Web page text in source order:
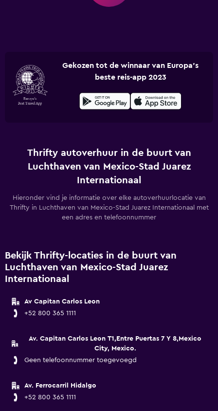
Gekozen tot de winnaar van Europa's
beste reis-app 2023
Thrifty autoverhuur in de buurt van
Luchthaven van Mexico-Stad Juarez
Internationaal
Hieronder vind je informatie over elke autoverhuurlocatie van
Thrifty in Luchthaven van Mexico-Stad Juarez Internationaal met
een adres en telefoonnummer
Bekijk Thrifty-locaties in de buurt van
Luchthaven van Mexico-Stad Juarez
Internationaal
Av Capitan Carlos Leon
+52 800 365 1111
Av. Capitan Carlos Leon T1,Entre Puertas 7 Y 8,Mexico
City, Mexico.
Geen telefoonnummer toegevoegd
Av. Ferrocarril Hidalgo
+52 800 365 1111